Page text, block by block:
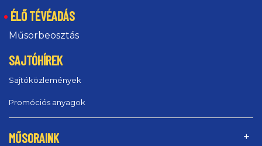
ÉLŐ TÉVÉADÁS
Műsorbeosztás
SAJTÓHÍREK
Sajtóközlemények
Promóciós anyagok
MŰSORAINK